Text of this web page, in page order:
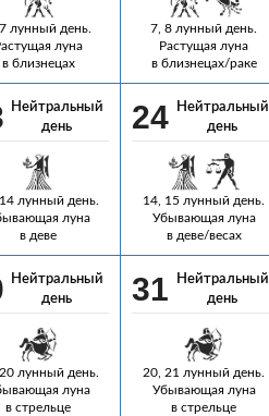
лунный день.
луна
в близнецах
7, 8 лунный день.
Растущая луна
в близнецах/раке
Нейтральный
день
лунный день.
луна
в деве
24
Нейтральный
день
14, 15 лунный день.
Убывающая луна
в деве/весах
Нейтральный
день
лунный день.
луна
в стрельце
31
Нейтральный
день
20, 21 лунный день.
Убывающая луна
в стрельце